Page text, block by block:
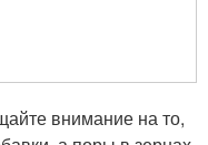
внимание на то,